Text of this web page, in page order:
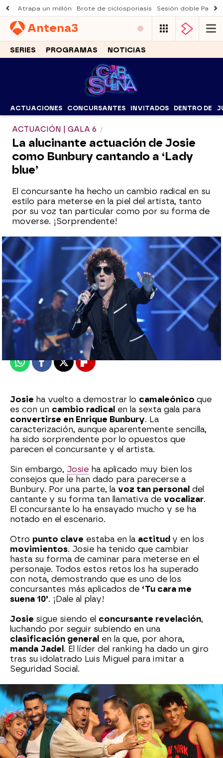
Atrapa un millón Brote de ciclosporiasis Sesión doble
Antena3
SERIES PROGRAMAS NOTICIAS
ACTUACIONES CONCURSANTES INVITADOS DENTRO DE
ACTUACIÓN | GALA 6
La alucinante actuación de Josie
como Bunbury cantando a ‘Lady
blue’
El concursante ha hecho un cambio radical en su
estilo para meterse en la piel del artista, tanto
por su voz tan particular como por su forma de
moverse. ¡Sorprendente!
Alberto Mendo
Publicado:05 de mayo de 2023, 22:49
WhatsappFacebook
X Flipboard
Josie ha vuelto a demostrar lo camaleónico que
es con un cambio radical en la sexta gala para
convertirse en Enrique Bunbury. La
caracterización, aunque aparentemente sencilla,
ha sido sorprendente por lo opuestos que
parecen el concursante y el artista.
Sin embargo, Josie ha aplicado muy bien los
consejos que le han dado para parecerse a
Bunbury. Por una parte, la voz tan personal del
cantante y su forma tan llamativa de vocalizar.
El concursante lo ha ensayado mucho y se ha
notado en el escenario.
Otro punto clave estaba en la actitud y en los
movimientos. Josie ha tenido que cambiar
hasta su forma de caminar para meterse en el
personaje. Todos estos retos los ha superado
con nota, demostrando que es uno de los
concursantes más aplicados de ‘Tu cara me
suena 10’. ¡Dale al play!
Josie sigue siendo el concursante revelación,
luchando por seguir subiendo en una
clasificación general en la que, por ahora,
manda Jadel . El líder del ranking ha dado un giro
tras su idolatrado Luis Miguel para imitar a
Seguridad Social.
¿Conseguirá ganar su tercera gala? Sus
compañeros no se lo están poniendo nada fácil.
Antena 3 » Programas » Tu cara me suena